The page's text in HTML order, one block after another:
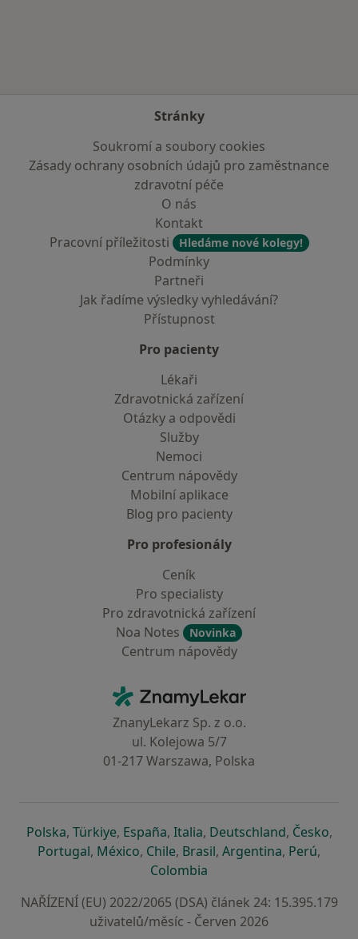
Stránky
Soukromí a soubory cookies
Zásady ochrany osobních údajů pro zaměstnance
zdravotní péče
O nás
Kontakt
Pracovní příležitosti
Hledáme nové kolegy!
Podmínky
Partneři
Jak řadíme výsledky vyhledávání?
Přístupnost
Pro pacienty
Lékaři
Zdravotnická zařízení
Otázky a odpovědi
Služby
Nemoci
Centrum nápovědy
Mobilní aplikace
Blog pro pacienty
Pro profesionály
Ceník
Pro specialisty
Pro zdravotnická zařízení
Noa Notes
Novinka
Centrum nápovědy
ZnamyLekar - Hlavní stránka
ZnanyLekarz Sp. z o.o.
ul. Kolejowa 5/7
01-217 Warszawa, Polska
Polskase otevře v nové záložce
, Türkiyese otevře v nové záložce
, Españase otevře v nové záložce
, Italiase otevře v nové záložce
, Deutschlandse otevře v
, Českose
,
Portugalse otevře v nové záložce
, Méxicose otevře v nové záložce
, Chilese otevře v nové záložce
, Brasilse otevře v nové
, Argentinase otevře v
, Perúse
,
Colombia
NAŘÍZENÍ (EU) 2022/2065 (DSA) článek 24: 15.395.179
uživatelů/měsíc - Červen 2026